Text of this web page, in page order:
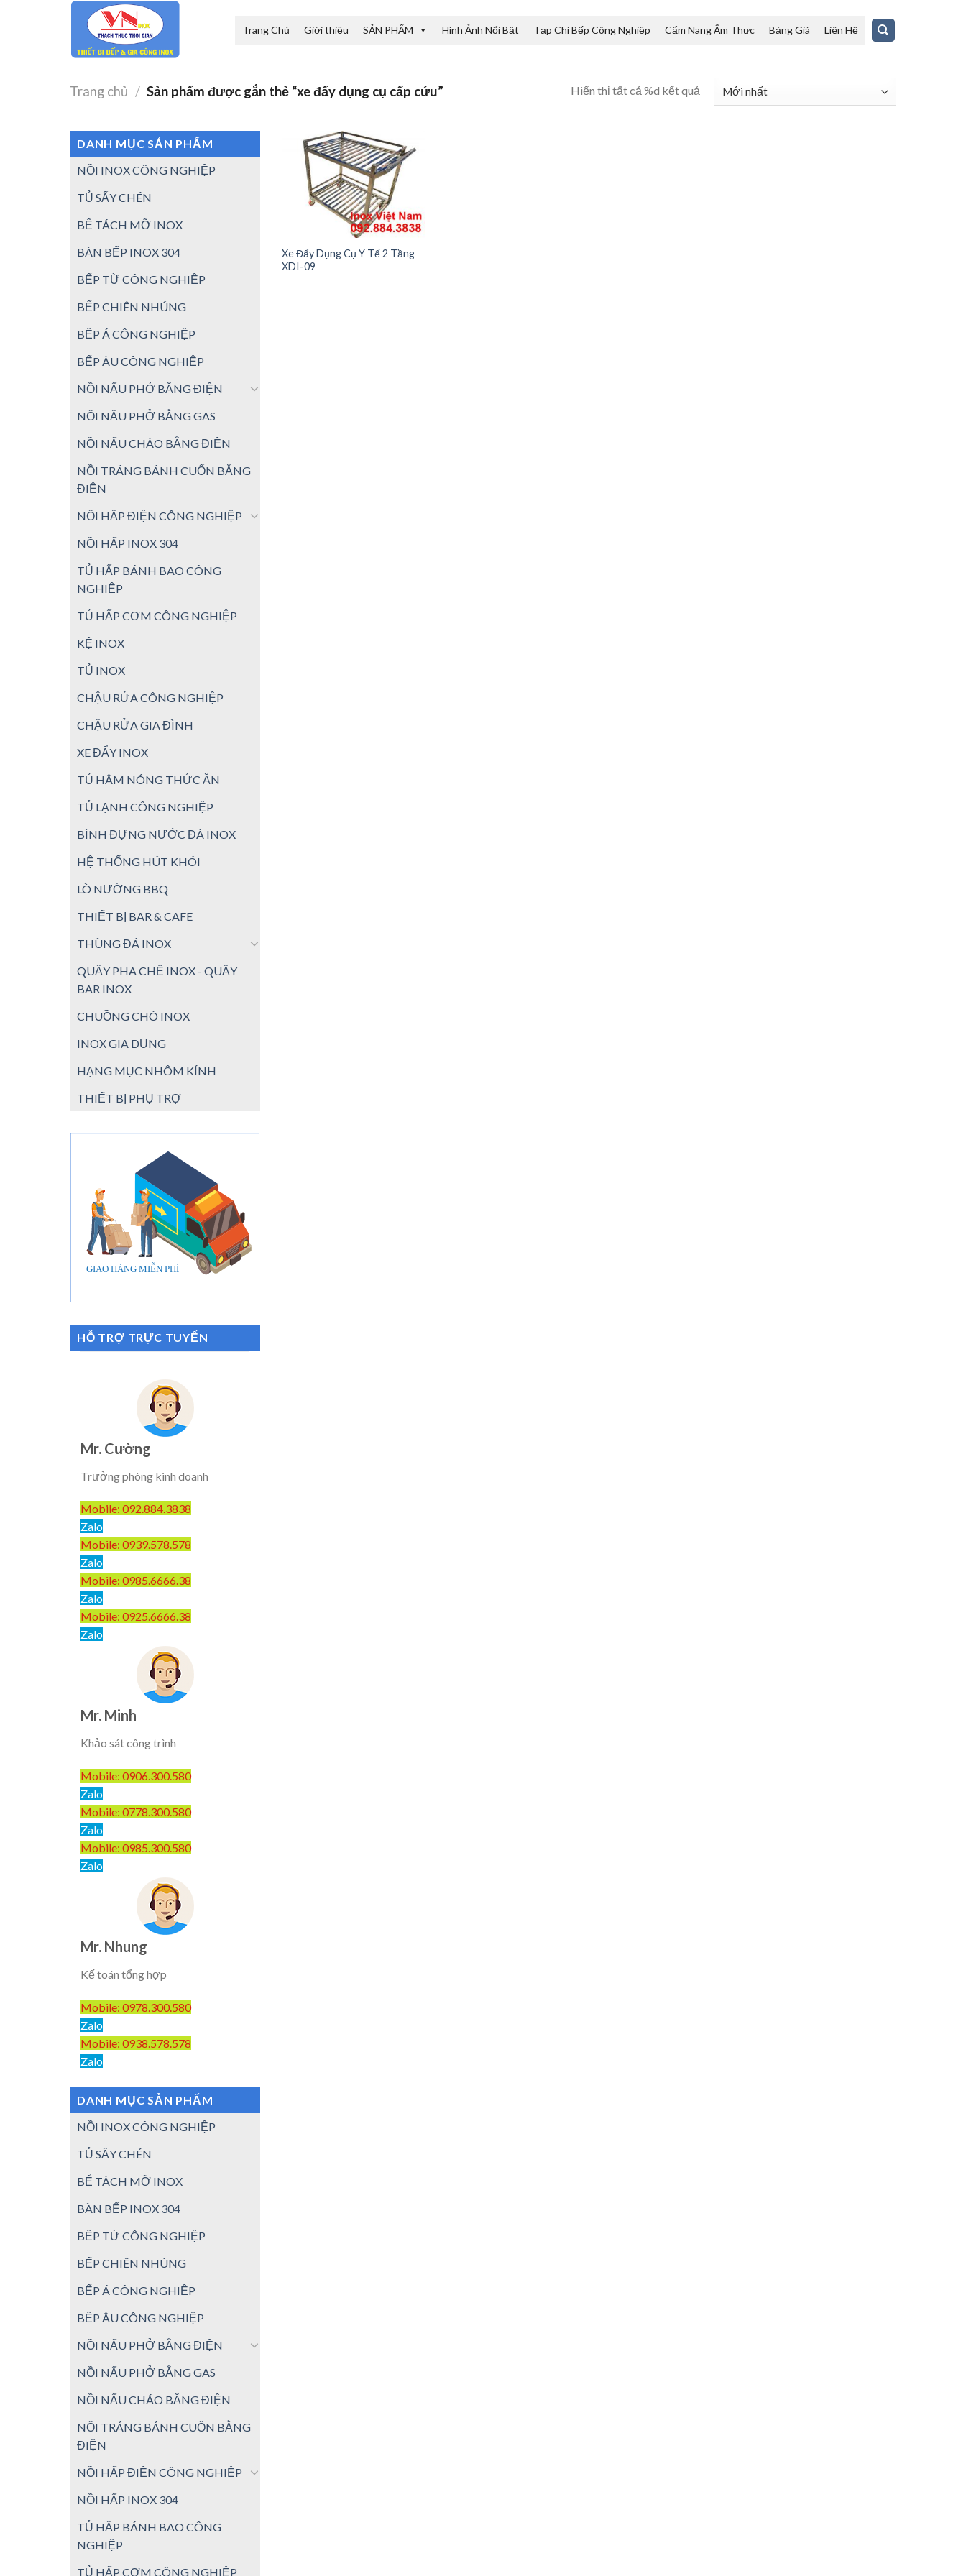
Trang Chủ Giới thiệu SẢN PHẨM Hình Ảnh Nổi Bật Tạp Chí Bếp Công Nghiệp Cẩm Nang Ẩm Thực Bảng Giá Liên Hệ
Trang chủ / Sản phẩm được gắn thẻ “xe đẩy dụng cụ cấp cứu” Hiển thị tất cả %d kết quả
DANH MỤC SẢN PHẨM
NỒI INOX CÔNG NGHIỆP
TỦ SẤY CHÉN
BỂ TÁCH MỠ INOX
BÀN BẾP INOX 304
BẾP TỪ CÔNG NGHIỆP
BẾP CHIÊN NHÚNG
BẾP Á CÔNG NGHIỆP
BẾP ÂU CÔNG NGHIỆP
NỒI NẤU PHỞ BẰNG ĐIỆN
NỒI NẤU PHỞ BẰNG GAS
NỒI NẤU CHÁO BẰNG ĐIỆN
NỒI TRÁNG BÁNH CUỐN BẰNG
ĐIỆN
NỒI HẤP ĐIỆN CÔNG NGHIỆP
NỒI HẤP INOX 304
TỦ HẤP BÁNH BAO CÔNG
NGHIỆP
TỦ HẤP CƠM CÔNG NGHIỆP
KỆ INOX
TỦ INOX
CHẬU RỬA CÔNG NGHIỆP
CHẬU RỬA GIA ĐÌNH
XE ĐẨY INOX
TỦ HÂM NÓNG THỨC ĂN
TỦ LẠNH CÔNG NGHIỆP
BÌNH ĐỰNG NƯỚC ĐÁ INOX
HỆ THỐNG HÚT KHÓI
LÒ NƯỚNG BBQ
THIẾT BỊ BAR & CAFE
THÙNG ĐÁ INOX
QUẦY PHA CHẾ INOX - QUẦY
BAR INOX
CHUỒNG CHÓ INOX
INOX GIA DỤNG
HẠNG MỤC NHÔM KÍNH
THIẾT BỊ PHỤ TRỢ
HỖ TRỢ TRỰC TUYẾN
Mr. Cường
Trưởng phòng kinh doanh
Mobile: 092.884.3838
Zalo
Mobile: 0939.578.578
Zalo
Mobile: 0985.6666.38
Zalo
Mobile: 0925.6666.38
Zalo
Mr. Minh
Khảo sát công trình
Mobile: 0906.300.580
Zalo
Mobile: 0778.300.580
Zalo
Mobile: 0985.300.580
Zalo
Mr. Nhung
Kế toán tổng hợp
Mobile: 0978.300.580
Zalo
Mobile: 0938.578.578
Zalo
DANH MỤC SẢN PHẨM
NỒI INOX CÔNG NGHIỆP
TỦ SẤY CHÉN
BỂ TÁCH MỠ INOX
BÀN BẾP INOX 304
BẾP TỪ CÔNG NGHIỆP
BẾP CHIÊN NHÚNG
BẾP Á CÔNG NGHIỆP
BẾP ÂU CÔNG NGHIỆP
NỒI NẤU PHỞ BẰNG ĐIỆN
NỒI NẤU PHỞ BẰNG GAS
NỒI NẤU CHÁO BẰNG ĐIỆN
NỒI TRÁNG BÁNH CUỐN BẰNG
ĐIỆN
NỒI HẤP ĐIỆN CÔNG NGHIỆP
NỒI HẤP INOX 304
TỦ HẤP BÁNH BAO CÔNG
NGHIỆP
TỦ HẤP CƠM CÔNG NGHIỆP
Xe Đẩy Dụng Cụ Y Tế 2 Tầng
XDI-09